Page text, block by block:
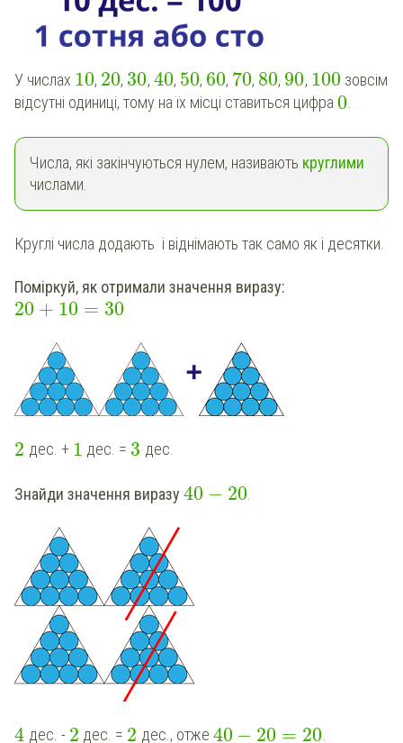
У числах 10, 20, 30, 40, 50, 60, 70, 80, 90, 100 зовсім
відсутні одиниці, тому на їх місці ставиться цифра0.
Числа, які закінчуються нулем, називають круглими
числами.
Круглі числа додають і віднімають так само як і десятки.
Поміркуй, як отримали значення виразу:
20 + 10 = 30
2 дес. + 1 дес. = 3 дес.
Знайди значення виразу 40 − 20
4 дес. - 2 дес. = 2 дес., отже 40 − 20 = 20.